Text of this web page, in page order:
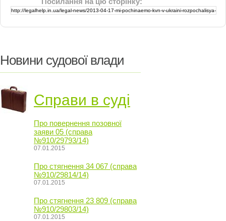
Новини судової влади
Справи в суді
Про повернення позовної
заяви 05 (справа
№910/29793/14)
07.01.2015
Про стягнення 34 067 (справа
№910/29814/14)
07.01.2015
Про стягнення 23 809 (справа
№910/29803/14)
07.01.2015